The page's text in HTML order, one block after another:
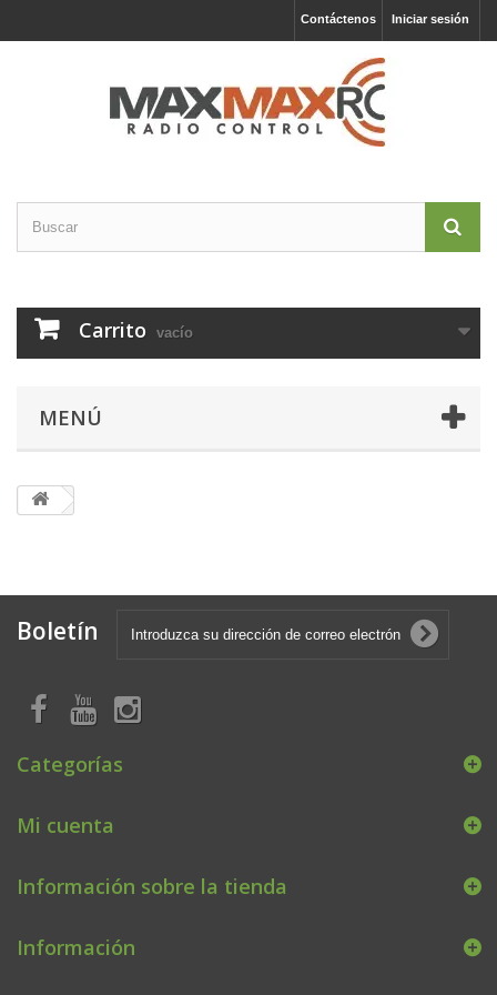
Iniciar sesión
Contáctenos
Carrito vacío
MENÚ
Boletín
Categorías
Mi cuenta
Información sobre la tienda
Información